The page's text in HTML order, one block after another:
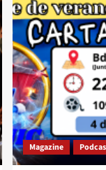
Magazine